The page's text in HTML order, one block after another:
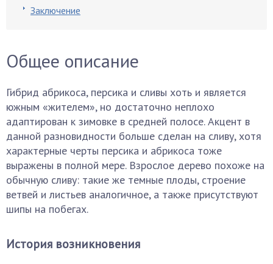
Заключение
Общее описание
Гибрид абрикоса, персика и сливы хоть и является
южным «жителем», но достаточно неплохо
адаптирован к зимовке в средней полосе. Акцент в
данной разновидности больше сделан на сливу, хотя
характерные черты персика и абрикоса тоже
выражены в полной мере. Взрослое дерево похоже на
обычную сливу: такие же темные плоды, строение
ветвей и листьев аналогичное, а также присутствуют
шипы на побегах.
История возникновения